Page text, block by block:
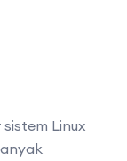
Linux